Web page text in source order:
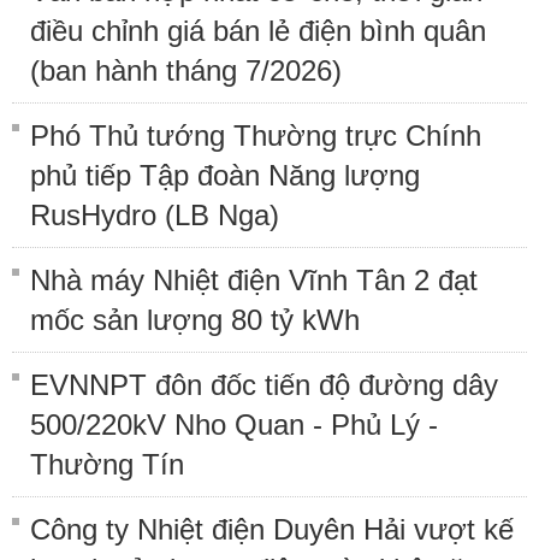
điều chỉnh giá bán lẻ điện bình quân
(ban hành tháng 7/2026)
Phó Thủ tướng Thường trực Chính
phủ tiếp Tập đoàn Năng lượng
RusHydro (LB Nga)
Nhà máy Nhiệt điện Vĩnh Tân 2 đạt
mốc sản lượng 80 tỷ kWh
EVNNPT đôn đốc tiến độ đường dây
500/220kV Nho Quan - Phủ Lý -
Thường Tín
Công ty Nhiệt điện Duyên Hải vượt kế